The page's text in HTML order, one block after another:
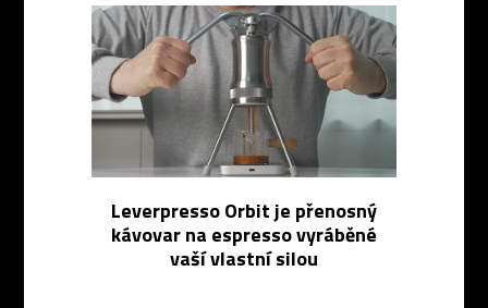
Leverpresso Orbit je přenosný
kávovar na espresso vyráběné
vaší vlastní silou